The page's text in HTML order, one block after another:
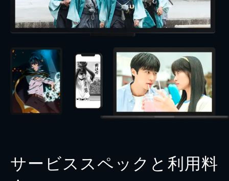
サービススペックと利用料